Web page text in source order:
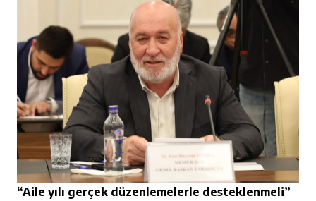
“Aile yılı gerçek düzenlemelerle desteklenmeli”